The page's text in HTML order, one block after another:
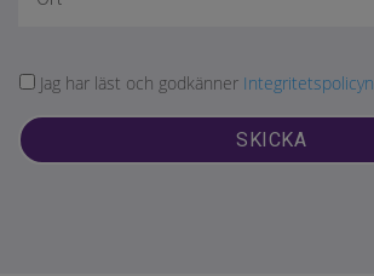
Jag har läst och godkänner Integritetspolicyn
SKICKA